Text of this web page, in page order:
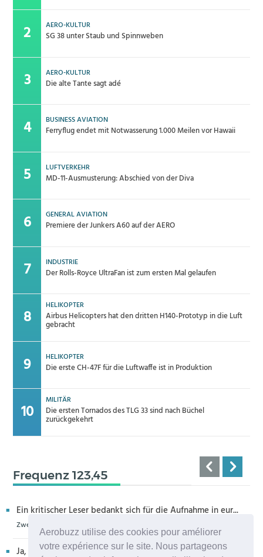
Aerobuzz utilise des cookies pour améliorer
votre expérience sur le site. Nous partageons
AERO-KULTUR
SG 38 unter Staub und Spinnweben
AERO-KULTUR
Die alte Tante sagt adé
BUSINESS AVIATION
Ferryflug endet mit Notwasserung 1.000 Meilen vor Hawaii
LUFTVERKEHR
MD-11-Ausmusterung: Abschied von der Diva
GENERAL AVIATION
Premiere der Junkers A60 auf der AERO
INDUSTRIE
Der Rolls-Royce UltraFan ist zum ersten Mal gelaufen
HELIKOPTER
Airbus Helicopters hat den dritten H140-Prototyp in die Luft
gebracht
HELIKOPTER
Die erste CH-47F für die Luftwaffe ist in Produktion
MILITÄR
Die ersten Tornados des TLG 33 sind nach Büchel
zurückgekehrt
Frequenz 123,45
Ein kritischer Leser bedankt sich für die Aufnahme in eur...
Zweiter H160M-Prototyp fliegt
Ja, sehr bedauerlich diese Entwicklung, die allenthalben um